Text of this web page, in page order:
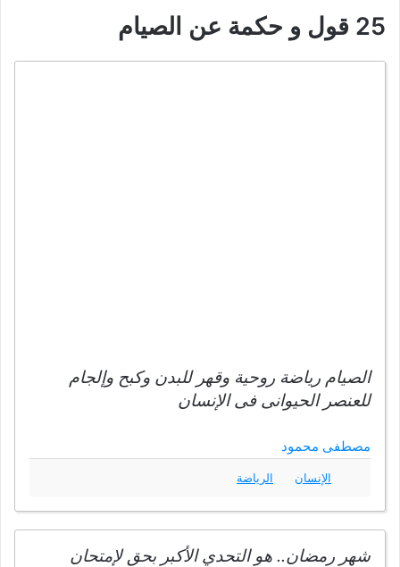
25 قول و حكمة عن الصيام
الصيام رياضة روحية وقهر للبدن وكبح وإلجام
للعنصر الحيوانى فى الإنسان
مصطفى محمود
الإنسان الرياضة
شهر رمضان.. هو التحدي الأكبر بحق لإمتحان